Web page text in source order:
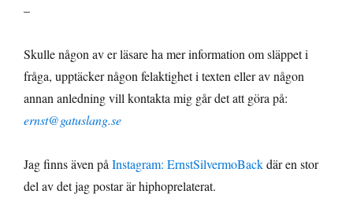
–
Skulle någon av er läsare ha mer information om släppet i
fråga, upptäcker någon felaktighet i texten eller av någon
annan anledning vill kontakta mig går det att göra på:
ernst@gatuslang.se
Jag finns även på Instagram: ErnstSilvermoBackdär en stor
del av det jag postar är hiphoprelaterat.